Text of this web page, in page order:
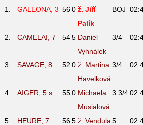
1.
GALEONA, 3 56,0 ž. Jiří
Palík
BOJ
2.
CAMELAI, 7 54,5 Daniel
Vyhnálek
3/4
3.
SAVAGE, 8 52,0 ž. Martina
Havelková
3/4
4.
AIGER, 5 s 55,0 Michaela
Musialová
3 3/4
5.
HEURE, 7 56,5 ž. Vendula 5